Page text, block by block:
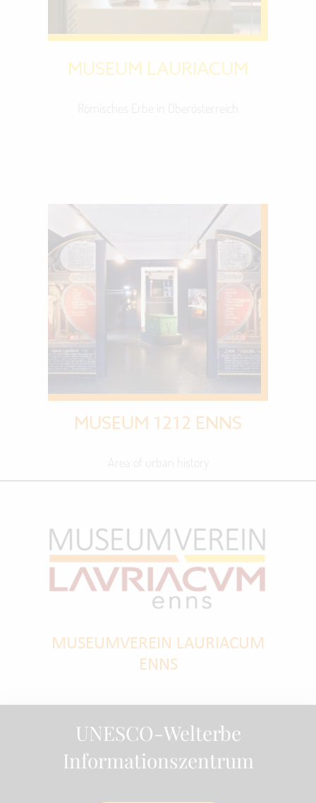
MUSEUM LAURIACUM
MUSEUM 1212 ENNS
MUSEUMVEREIN LAURIACUM
ENNS
UNESCO-Welterbe
Informationszentrum